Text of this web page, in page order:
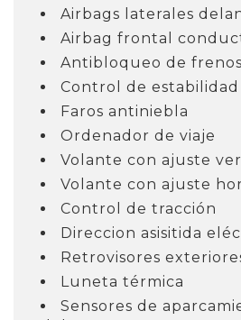
Airbags laterales
Airbag frontal
Antibloqueo de frenos
Control de estabilidad
Faros antiniebla
Ordenador de viaje
Volante con ajuste
Volante con ajuste
Control de tracción
Direccion asisitida
Retrovisores
Luneta térmica
Sensores de